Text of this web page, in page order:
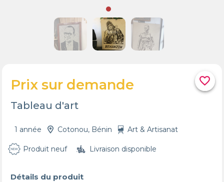
favorite_border
Prix sur demande
Tableau d'art
1 année Cotonou, Bénin Art & Artisanat
Produit neuf Livraison disponible
Détails du produit